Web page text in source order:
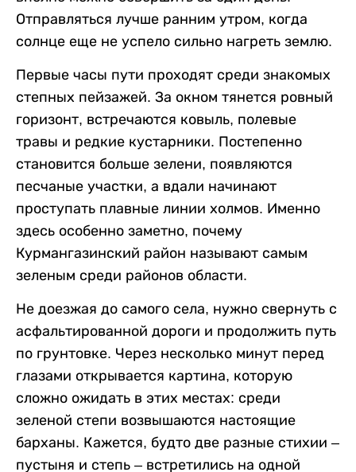
Отправляться лучше ранним утром, когда
солнце еще не успело сильно нагреть землю.
Первые часы пути проходят среди знакомых
степных пейзажей. За окном тянется ровный
горизонт, встречаются ковыль, полевые
травы и редкие кустарники. Постепенно
становится больше зелени, появляются
песчаные участки, а вдали начинают
проступать плавные линии холмов. Именно
здесь особенно заметно, почему
Курмангазинский район называют самым
зеленым среди районов области.
Не доезжая до самого села, нужно свернуть с
асфальтированной дороги и продолжить путь
по грунтовке. Через несколько минут перед
глазами открывается картина, которую
сложно ожидать в этих местах: среди
зеленой степи возвышаются настоящие
барханы. Кажется, будто две разные стихии –
пустыня и степь – встретились на одной